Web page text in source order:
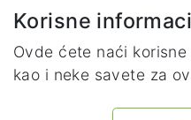
Korisne
Ovde ćete naći
kao i neke savete za